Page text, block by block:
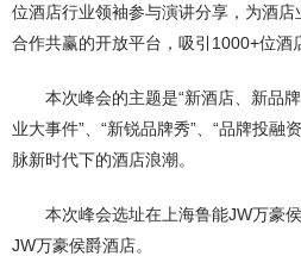
位酒店行业领袖参与演讲分享，为酒
合作共赢的开放平台，吸引1000+位酒
本次峰会的主题是“新酒店、新品
业大事件”、“新锐品牌秀”、“品牌投融
脉新时代下的酒店浪潮。
本次峰会选址在上海鲁能JW万豪
JW万豪侯爵酒店。